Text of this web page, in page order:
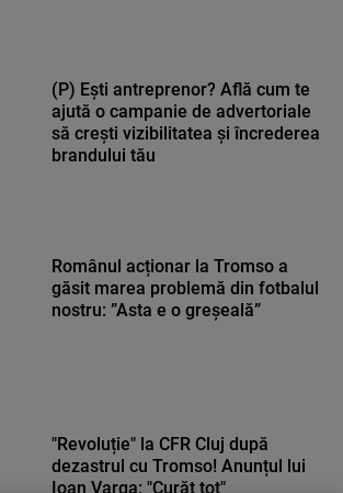
(P) Ești antreprenor? Află cum te
ajută o campanie de advertoriale
să crești vizibilitatea și încrederea
brandului tău
Românul acționar la Tromso a
găsit marea problemă din fotbalul
nostru: ”Asta e o greșeală”
"Revoluție" la CFR Cluj după
dezastrul cu Tromso! Anunțul lui
Ioan Varga: "Curăț tot"